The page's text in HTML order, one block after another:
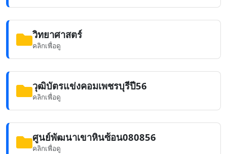
วิทยาศาสตร์
คลิกเพื่อดู
วุฒิบัตรแข่งคอมเพชรบุรีปี56
คลิกเพื่อดู
ศูนย์พัฒนาเขาหินซ้อน080856
คลิกเพื่อดู